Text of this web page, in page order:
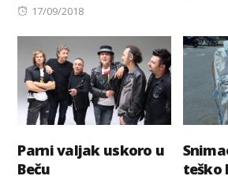
Posted
17/09/2018
Parni valjak uskoro u
Beču
teško